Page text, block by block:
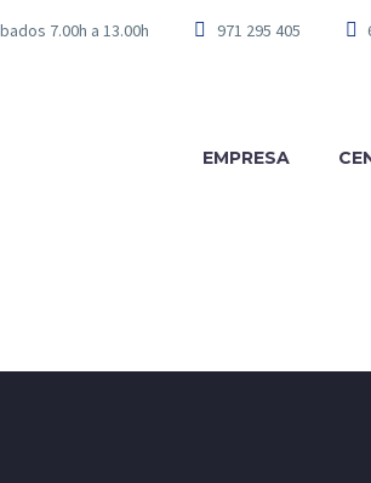
7.00h a 13.00h 971 295 405
EMPRESA